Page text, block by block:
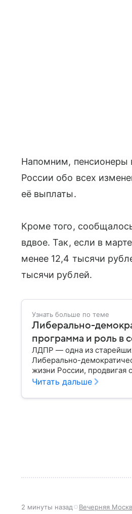
Напомним,
России обо всех
её выплаты.
Кроме того,
вдвое. Так, если в
менее 12,4 тысячи
тысячи рублей.
Узнать больше по теме
Либерально-
программа и роль в
ЛДПР — одна из
Либерально-
жизни России, продвигая
Читать дальше
2 минуты назад Вечерняя